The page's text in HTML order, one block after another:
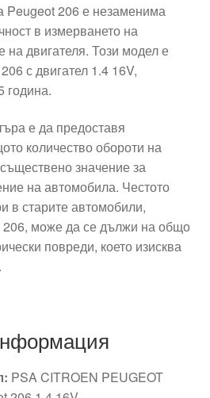
Peugeot 206 е незаменима
в измерването на
на двигателя. Този модел е
с двигател 1.4 16V,
година.
е да предоставя
количество обороти на
значение за
на автомобила. Честото
в старите автомобили,
206, може да се дължи на общо
повреди, което изисква
PSA CITROEN PEUGEOT